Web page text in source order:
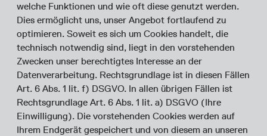
welche Funktionen und wie oft diese genutzt werden.
Dies ermöglicht uns, unser Angebot fortlaufend zu
optimieren. Soweit es sich um Cookies handelt, die
technisch notwendig sind, liegt in den vorstehenden
Zwecken unser berechtigtes Interesse an der
Datenverarbeitung. Rechtsgrundlage ist in diesen Fällen
Art. 6 Abs. 1 lit. f) DSGVO. In allen übrigen Fällen ist
Rechtsgrundlage Art. 6 Abs. 1 lit. a) DSGVO (Ihre
Einwilligung). Die vorstehenden Cookies werden auf
Ihrem Endgerät gespeichert und von diesem an unseren